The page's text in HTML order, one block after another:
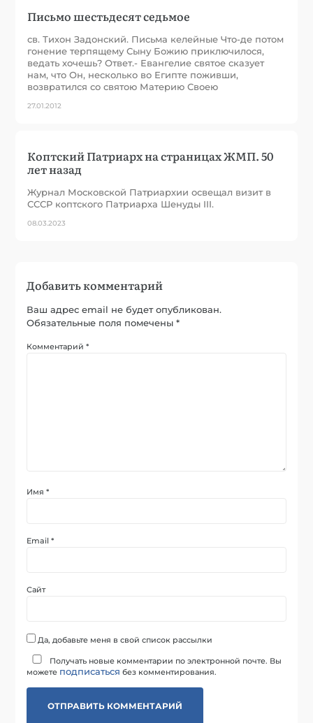
Письмо шестьдесят седьмое
св. Тихон Задонский. Письма келейные Что-де потом
гонение терпящему Сыну Божию приключилося,
ведать хочешь? Ответ.- Евангелие святое сказует
нам, что Он, несколько во Египте поживши,
возвратился со святою Материю Своею
27.01.2012
Коптский Патриарх на страницах ЖМП. 50
лет назад
Журнал Московской Патриархии освещал визит в
СССР коптского Патриарха Шенуды III.
08.03.2023
Добавить комментарий
Ваш адрес email не будет опубликован.
Обязательные поля помечены*
Комментарий*
Имя*
Email*
Сайт
Да, добавьте меня в свой список рассылки
Получать новые комментарии по электронной почте. Вы
можете подписаться без комментирования.